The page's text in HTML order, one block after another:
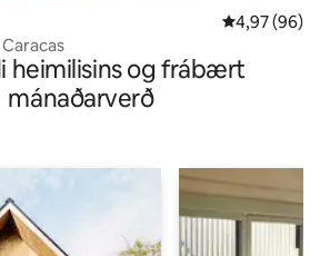
4,97 af 5 í
4,97 (96)
heimilisins og frábært
mánaðarverð